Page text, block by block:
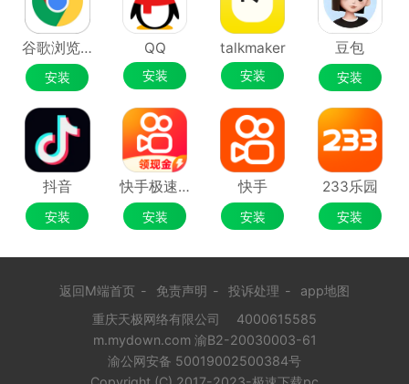
谷歌浏览器Google Chrome
安装
QQ
安装
talkmaker
安装
豆包
安装
抖音
安装
快手极速版
安装
快手
安装
233乐园
安装
返回M端首页 - 免责声明 - 投诉处理 -
app地图
重庆天极网络有限公司
4000615585
m.mydown.com 渝B2-20030003-61
渝公网安备 50019002500384号